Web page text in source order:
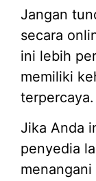
Jangan
secara
ini lebih
memiliki
terpercaya.
Jika Anda
penyedia